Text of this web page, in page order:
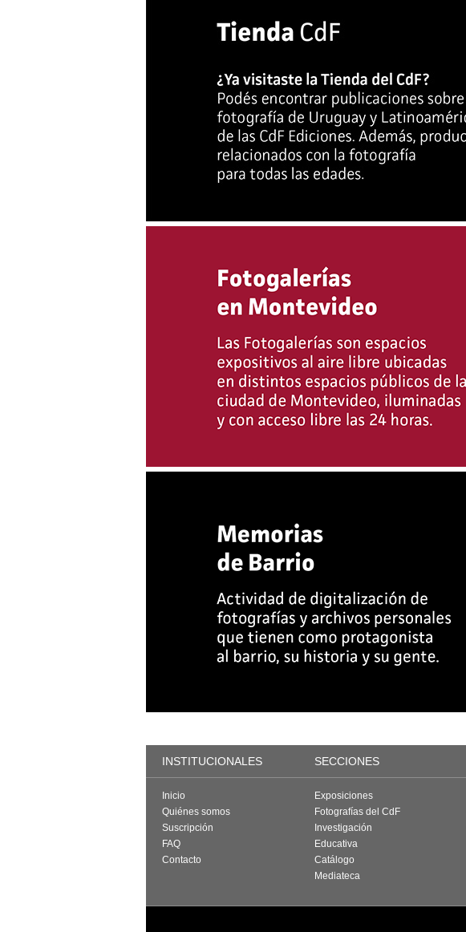
INSTITUCIONALES SECCIONES
Inicio
Quiénes somos
Suscripción
FAQ
Contacto
Exposiciones
Fotografías del CdF
Investigación
Educativa
Catálogo
Mediateca